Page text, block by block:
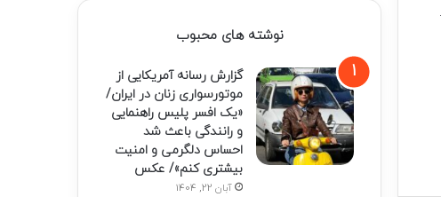
نوشته های محبوب
گزارش رسانه آمریکایی از
موتورسواری زنان در ایران/
«یک افسر پلیس راهنمایی
و رانندگی باعث شد
احساس دلگرمی و امنیت
بیشتری کنم»/ عکس
آبان 22, 1404